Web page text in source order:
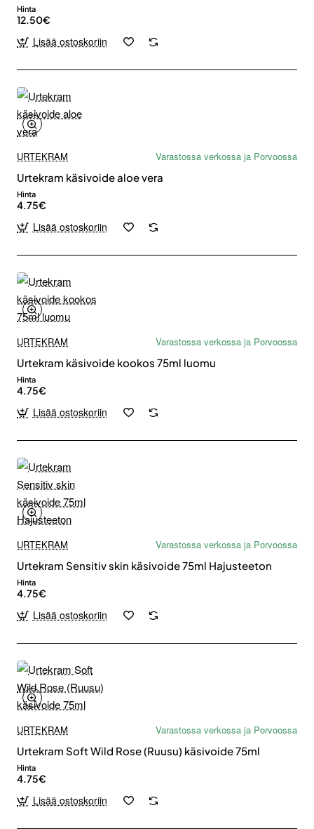
Hinta
12.50€
Lisää ostoskoriin
URTEKRAM
Varastossa verkossa ja Porvoossa
Urtekram käsivoide aloe vera
Hinta
4.75€
Lisää ostoskoriin
URTEKRAM
Varastossa verkossa ja Porvoossa
Urtekram käsivoide kookos 75ml luomu
Hinta
4.75€
Lisää ostoskoriin
URTEKRAM
Varastossa verkossa ja Porvoossa
Urtekram Sensitiv skin käsivoide 75ml Hajusteeton
Hinta
4.75€
Lisää ostoskoriin
URTEKRAM
Varastossa verkossa ja Porvoossa
Urtekram Soft Wild Rose (Ruusu) käsivoide 75ml
Hinta
4.75€
Lisää ostoskoriin